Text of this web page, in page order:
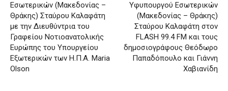
Εσωτερικών (Μακεδονίας –
Θράκης) Σταύρου Καλαφάτη
με την Διευθύντρια του
Γραφείου Νοτιοανατολικής
Ευρώπης του Υπουργείου
Εξωτερικών των Η.Π.Α. Maria
Olson
Υφυπουργού Εσωτερικών
(Μακεδονίας – Θράκης)
Σταύρου Καλαφάτη στον
FLASH 99.4 FM και τους
δημοσιογράφους Θεόδωρο
Παπαδόπουλο και Γιάννη
Χαβιανίδη